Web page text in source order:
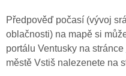
Předpověď počasí (vývoj
oblačnosti) na mapě si
portálu Ventusky na stránce
městě Vstiš nalezenete na